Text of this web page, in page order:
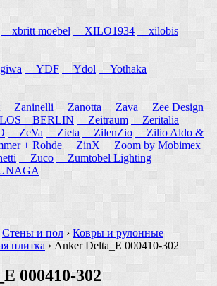
xbritt moebel XILO1934 xilobis
YDF Ydol Yothaka
Zaninelli Zanotta Zava
Zee Design
– BERLIN
Zeitraum
Zeritalia
ZeVa Zieta ZilenZio
Zilio Aldo &
+ Rohde ZinX
Zoom by Mobimex
Zuco
Zumtobel Lighting
Стены и пол › Ковры и рулонные
плитка › Anker Delta_E 000410-302
000410-302